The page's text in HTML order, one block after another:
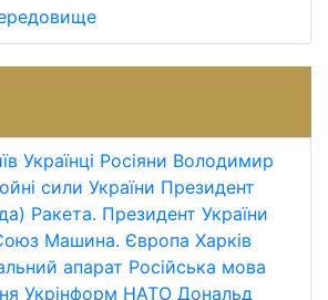
Українці Росіяни Володимир
сили України Президент
Ракета. Президент України
Машина. Європа Харків
апарат Російська мова
Укрінформ НАТО Дональд